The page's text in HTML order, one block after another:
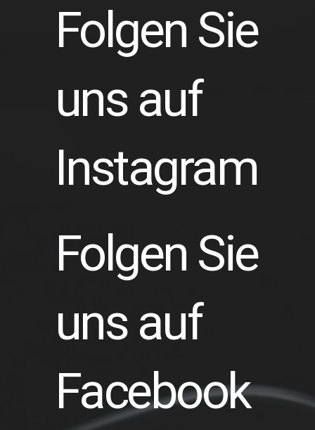
Folgen Sie
uns auf
Instagram
Folgen Sie
uns auf
Facebook